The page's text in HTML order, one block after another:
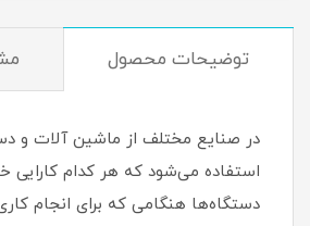
توضیحات محصول
در صنایع مختلف از ماشین آلات و
استفاده می‌شود که هر کدام کارایی
دستگاه‌ها هنگامی که برای انجام